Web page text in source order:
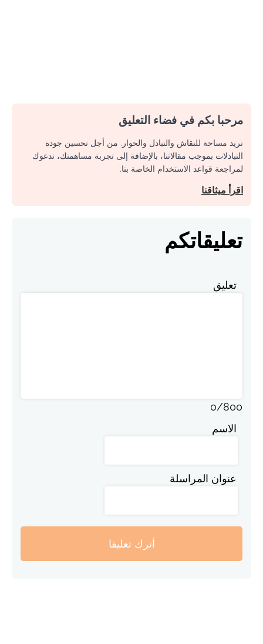
مرحبا بكم في فضاء التعليق
نريد مساحة للنقاش والتبادل والحوار. من أجل تحسين جودة
التبادلات بموجب مقالاتنا، بالإضافة إلى تجربة مساهمتك، ندعوك
لمراجعة قواعد الاستخدام الخاصة بنا.
اقرأ ميثاقنا
تعليقاتكم
تعليق
0/800
الاسم
عنوان المراسلة
أترك تعليقا